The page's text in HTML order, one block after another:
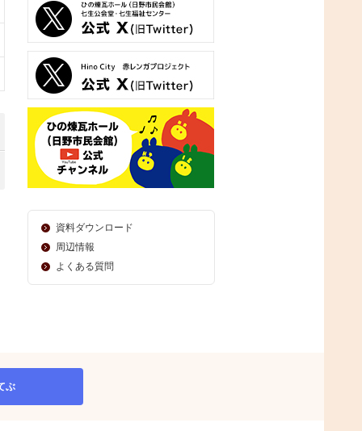
資料ダウンロード
周辺情報
よくある質問
ぶ